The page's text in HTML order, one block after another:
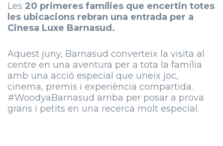
Les 20 primeres famílies que encertin totes
les ubicacions rebran una entrada per a
Cinesa Luxe Barnasud.
Aquest juny, Barnasud converteix la visita al
centre en una aventura per a tota la família
amb una acció especial que uneix joc,
cinema, premis i experiència compartida.
#WoodyaBarnasud arriba per posar a prova
grans i petits en una recerca molt especial.